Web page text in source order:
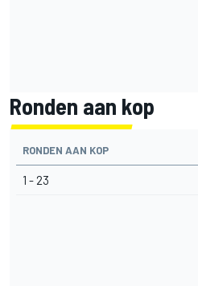
Ronden aan kop
RONDEN AAN KOP
1 - 23